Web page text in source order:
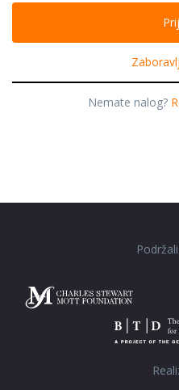
Nemate nalog?
Podržali